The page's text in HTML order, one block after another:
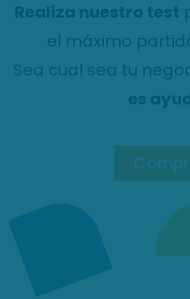
Realiza nuestro test
el máximo
Sea cual sea tu
es